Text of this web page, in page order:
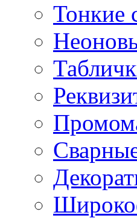
Тонкие